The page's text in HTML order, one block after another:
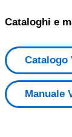
Cataloghi e
Catalogo
Manuale